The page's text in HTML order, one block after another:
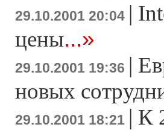
29.10.2001 20:04 |
цены...»
29.10.2001 19:36 |
новых
29.10.2001 18:21 | К